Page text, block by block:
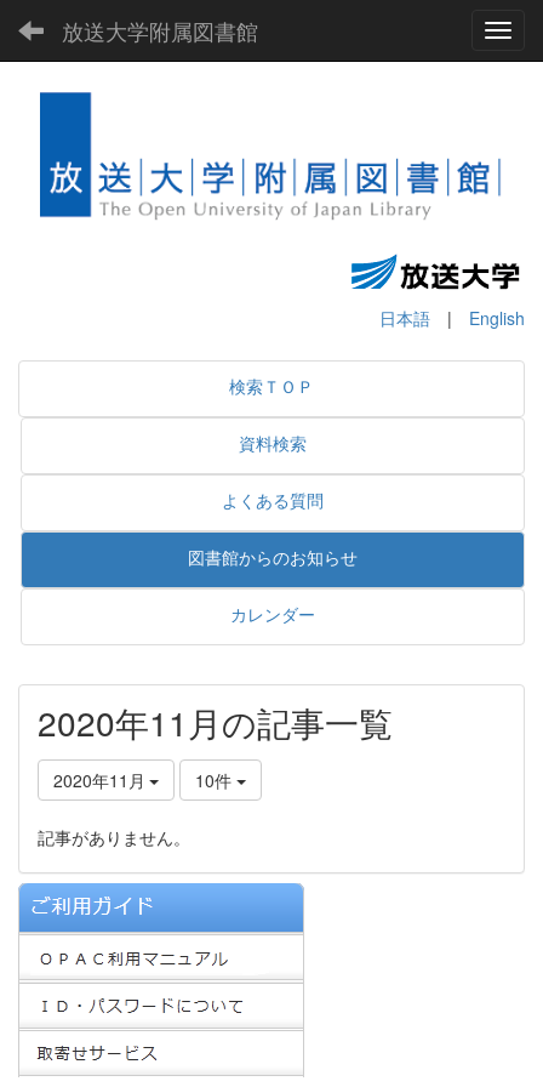
放送大学附属図書館
日本語 | English
検索ＴＯＰ
資料検索
よくある質問
図書館からのお知らせ
カレンダー
2020年11月の記事一覧
2020年11月 10件
記事がありません。